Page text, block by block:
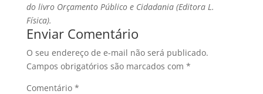
do livro Orçamento Público e Cidadania (Editora L.
Física).
Enviar Comentário
O seu endereço de e-mail não será publicado.
Campos obrigatórios são marcados com *
Comentário *